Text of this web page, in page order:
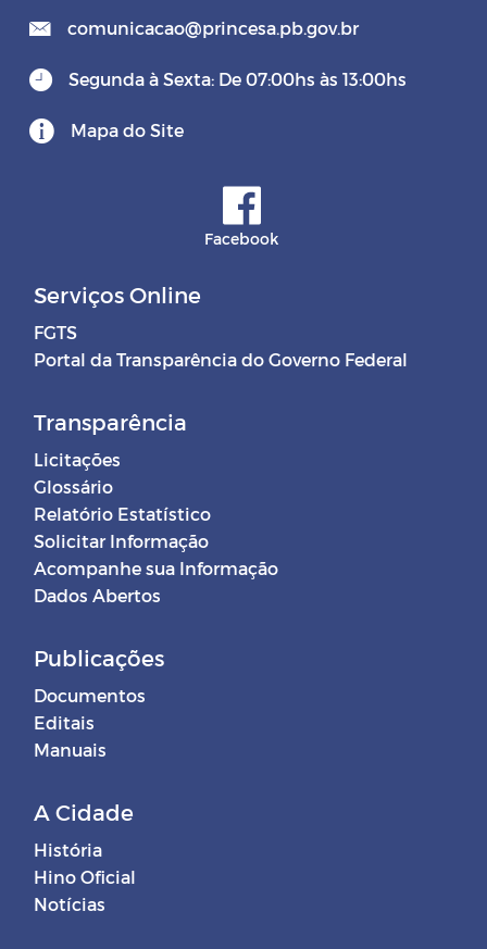
comunicacao@princesa.pb.gov.br
Segunda à Sexta: De 07:00hs às 13:00hs
Mapa do Site
Facebook
Serviços Online
FGTS
Portal da Transparência do Governo Federal
Transparência
Licitações
Glossário
Relatório Estatístico
Solicitar Informação
Acompanhe sua Informação
Dados Abertos
Publicações
Documentos
Editais
Manuais
A Cidade
História
Hino Oficial
Notícias